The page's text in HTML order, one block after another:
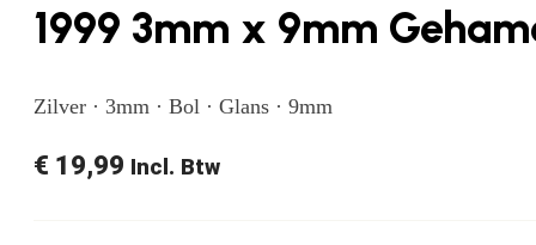
1999 3mm x 9mm
Zilver · 3mm · Bol · Glans · 9mm
€ 19,99 Incl. Btw